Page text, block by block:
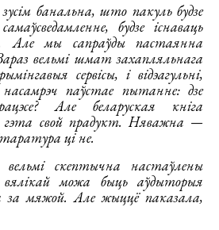
банальна, што пакуль будзе
будзе існаваць
Але мы сапраўды пастаянна
вельмі шмат захапляльнага
сервісы, і відэагульні,
паўстае пытанне: дзе
Але беларуская кніга
гэта свой прадукт. Няважна —
ці не.
скептычна настаўлены
можа быць аўдыторыя
за мяжой. Але жыццё паказала,